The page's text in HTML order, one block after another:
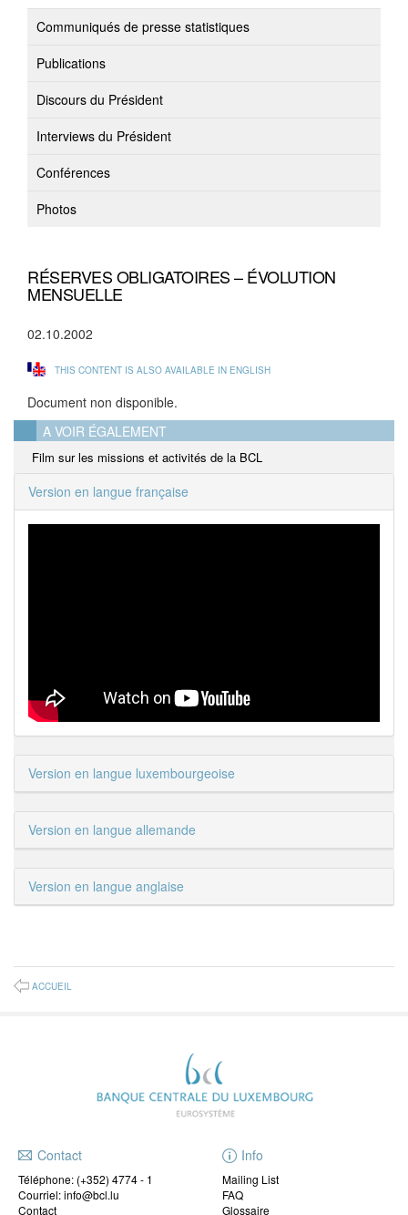
Communiqués de presse statistiques
Publications
Discours du Président
Interviews du Président
Conférences
Photos
RÉSERVES OBLIGATOIRES – ÉVOLUTION
MENSUELLE
02.10.2002
THIS CONTENT IS ALSO AVAILABLE IN ENGLISH
Document non disponible.
A VOIR ÉGALEMENT
Film sur les missions et activités de la BCL
Version en langue française
Version en langue luxembourgeoise
Version en langue allemande
Version en langue anglaise
ACCUEIL
Contact
Téléphone: (+352) 4774 - 1
Courriel: info@bcl.lu
Contact
Info
Mailing List
FAQ
Glossaire